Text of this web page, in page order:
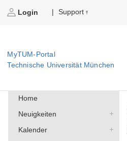
Login | Support
MyTUM-Portal
Technische Universität München
Home
Neuigkeiten
Kalender